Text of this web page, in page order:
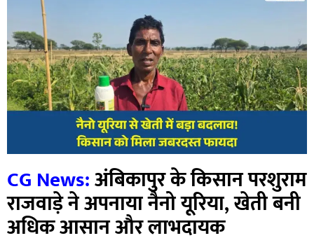
CG News:अंबिकापुर के किसान परशुराम
राजवाड़े ने अपनाया नैनो यूरिया, खेती बनी
अधिक आसान और लाभदायक